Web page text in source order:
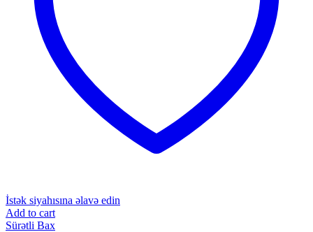
İstək siyahısına əlavə edin
Add to cart
Sürətli Bax